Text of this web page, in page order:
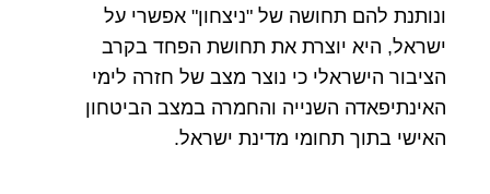
ונותנת להם תחושה של "ניצחון" אפשרי על
ישראל, היא יוצרת את תחושת הפחד בקרב
הציבור הישראלי כי נוצר מצב של חזרה לימי
האינתיפאדה השנייה והחמרה במצב הביטחון
האישי בתוך תחומי מדינת ישראל.